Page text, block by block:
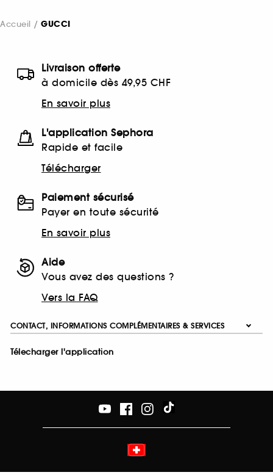
Accueil GUCCI
Livraison offerte
à domicile dès 49,95 CHF
En savoir plus
L'application Sephora
Rapide et facile
Télécharger
Paiement sécurisé
Payer en toute sécurité
En savoir plus
Aide
Vous avez des questions ?
Vers la FAQ
CONTACT, INFORMATIONS COMPLÉMENTAIRES & SERVICES
Télecharger l'application